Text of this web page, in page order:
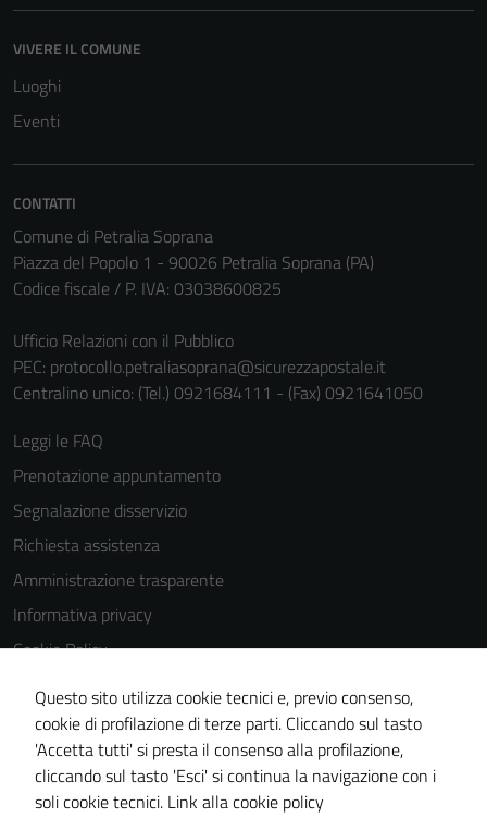
VIVERE IL COMUNE
Luoghi
Eventi
CONTATTI
Comune di Petralia Soprana
Piazza del Popolo 1 - 90026 Petralia Soprana (PA)
Codice fiscale / P. IVA: 03038600825
Ufficio Relazioni con il Pubblico
PEC: protocollo.petraliasoprana@sicurezzapostale.it
Centralino unico: (Tel.) 0921684111 - (Fax) 0921641050
Leggi le FAQ
Prenotazione appuntamento
Segnalazione disservizio
Richiesta assistenza
Amministrazione trasparente
Informativa privacy
Cookie Policy
Note legali
Dichiarazione di accessibilità
Obiettivi di accessiblità
Piano di miglioramento del sito
Questo sito utilizza cookie tecnici e, previo consenso,
cookie di profilazione di terze parti. Cliccando sul tasto
'Accetta tutti' si presta il consenso alla profilazione,
cliccando sul tasto 'Esci' si continua la navigazione con i
soli cookie tecnici. Link alla cookie policy
Questi cookie
sono necessari
del sito e non
possono